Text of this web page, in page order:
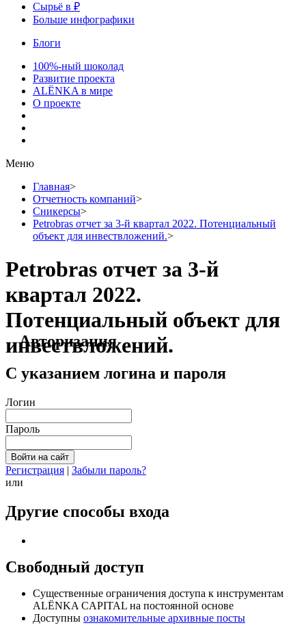
Сырьё в ₽
Больше инфографики
Блоги
100%-ный шоколад
Развитие проекта
ALЁNKA в мире
О проекте
Меню
Главная>
Отчетность компаний>
Сникерсы>
Petrobras отчет за 3-й квартал 2022. Потенциальный
объект для инвествложений.>
Petrobras отчет за 3-й
квартал 2022.
Потенциальный объект для
инвествложений.
Авторизация
С указанием логина и пароля
Логин
Пароль
Регистрация | Забыли пароль?
или
Другие способы входа
Свободный доступ
Cущественные ограничения доступа к инструментам
ALЁNKA CAPITAL на постоянной основе
Доступны ознакомительные архивные посты